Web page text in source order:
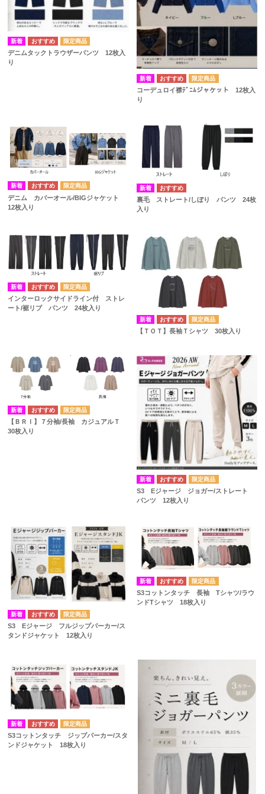
デニムタックトラウザーパンツ 12枚入
り
コーデュロイ襟ﾃﾞﾆﾑジャケット 12枚入
り
デニム カバーオール/BIGジャケット
12枚入り
裏毛 ストレート/しぼり パンツ 24枚
入り
インターロックサイドライン付 ストレ
ート/裾リブ パンツ 24枚入り
【ＴＯＴ】長袖Ｔシャツ 30枚入り
【ＢＲＩ】７分袖/長袖 カジュアルＴ
30枚入り
S3 Eジャージ ジョガー/ストレート
パンツ 12枚入り
S3 Eジャージ フルジップパーカー/ス
タンドジャケット 12枚入り
S3コットンタッチ 長袖 Tシャツ/ラウ
ンドTシャツ 18枚入り
S3コットンタッチ ジップパーカー/スタ
ンドジャケット 18枚入り